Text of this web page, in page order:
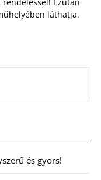
láthatja.
és gyors!